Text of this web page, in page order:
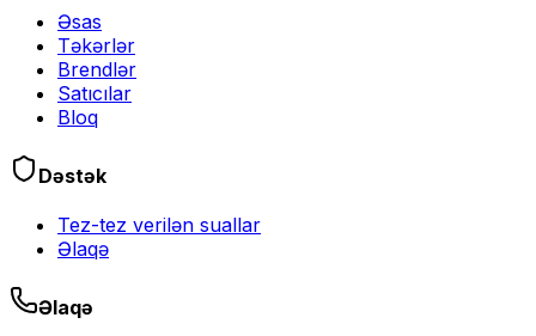
Əsas
Təkərlər
Brendlər
Satıcılar
Bloq
Dəstək
Tez-tez verilən suallar
Əlaqə
Əlaqə